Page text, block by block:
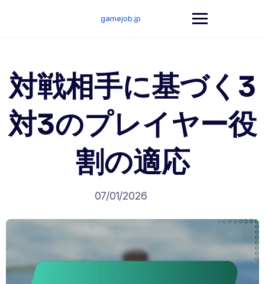
gamejob.jp
対戦相手に基づく3
対3のプレイヤー役
割の適応
07/01/2026